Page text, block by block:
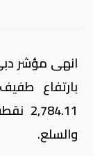
انهى مؤشر
والسلع.